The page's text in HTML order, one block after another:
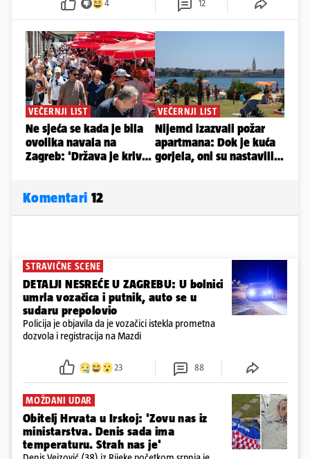
4 12
Komentari 12
STRAVIČNE SCENE
DETALJI NESREĆE U ZAGREBU: U bolnici
umrla vozačica i putnik, auto se u
sudaru prepolovio
Policija je objavila da je vozačici istekla prometna
dozvola i registracija na Mazdi
23 88
MOŽDANI UDAR
Obitelj Hrvata u Irskoj: 'Zovu nas iz
ministarstva. Denis sada ima
temperaturu. Strah nas je'